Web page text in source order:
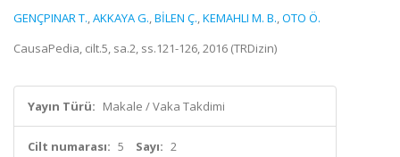
GENÇPINAR T.,AKKAYA G.,BİLEN Ç.,KEMAHLI M. B.,OTO Ö.
CausaPedia, cilt.5, sa.2, ss.121-126, 2016 (TRDizin)
Yayın Türü: Makale / Vaka Takdimi
Cilt numarası: 5 Sayı: 2